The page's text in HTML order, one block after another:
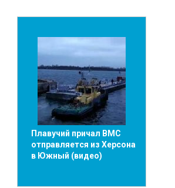
Плавучий причал ВМС
отправляется из Херсона
в Южный (видео)